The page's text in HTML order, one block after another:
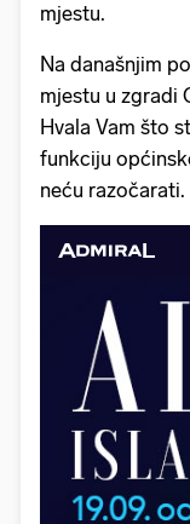
mjestu.
Na današnjim
mjestu u zgradi
Hvala Vam što
funkciju
neću razočarati.